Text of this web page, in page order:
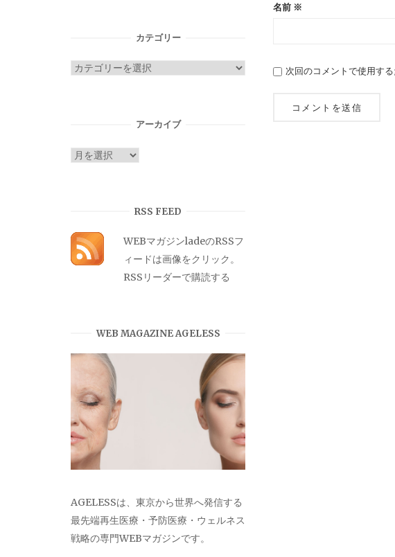
名前 ※
次回のコメントで使用す
カテゴリー
カ
アーカイブ
ア
RSS FEED
WEBマガジンladeのRSSフ
ィードは画像をクリック。
RSSリーダーで購読する
WEB MAGAZINE AGELESS
AGELESSは、東京から世界へ発信する
最先端再生医療・予防医療・ウェルネス
戦略の専門WEBマガジンです。